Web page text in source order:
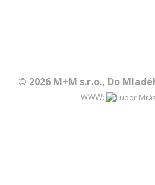
© 2026 M+M s.r.o., Do
WWW: